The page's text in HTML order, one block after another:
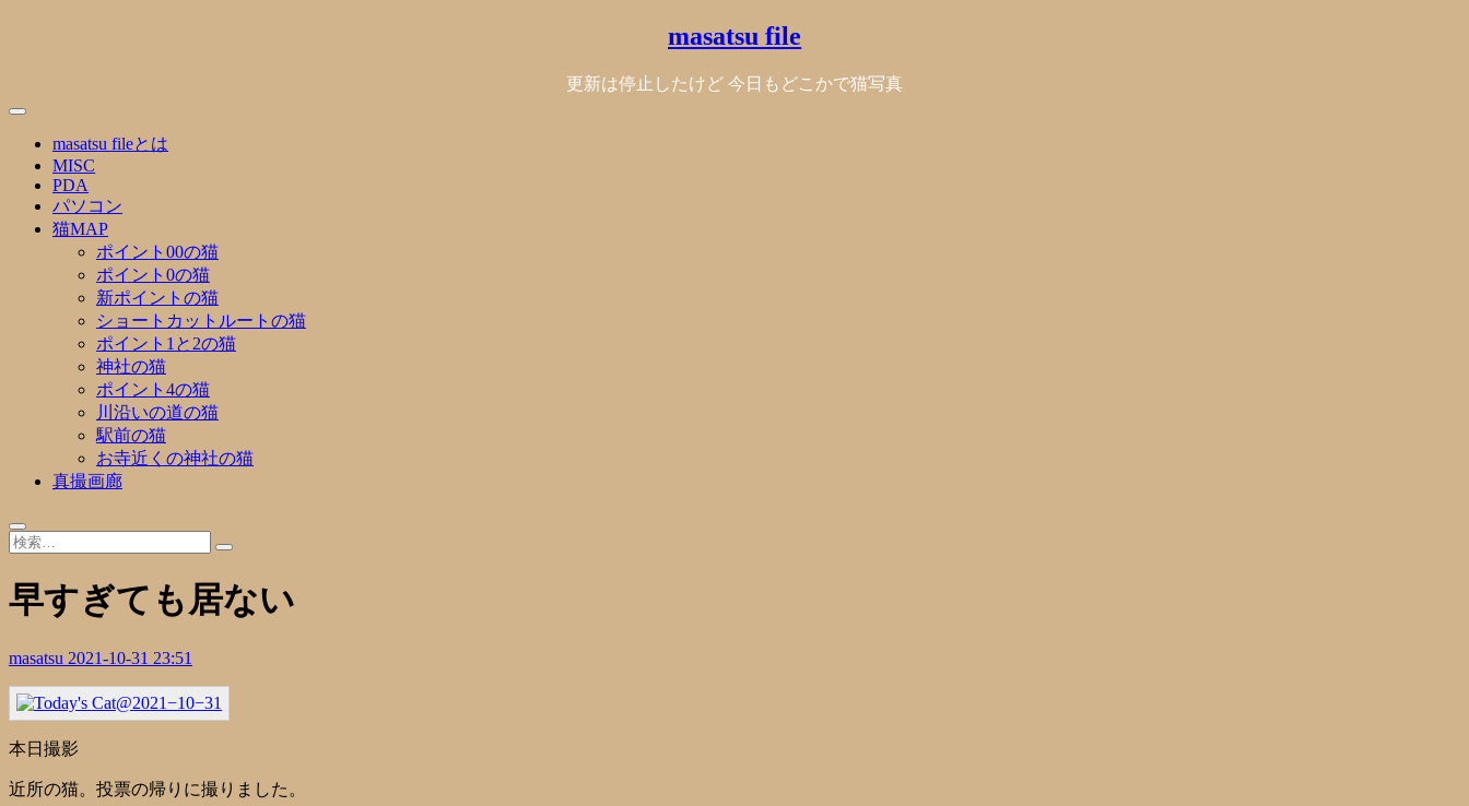
masatsu file
更新は停止したけど 今日もどこかで猫写真
masatsu fileとは
MISC
PDA
パソコン
猫MAP
ポイント00の猫
ポイント0の猫
新ポイントの猫
ショートカットルートの猫
ポイント1と2の猫
神社の猫
ポイント4の猫
川沿いの道の猫
駅前の猫
お寺近くの神社の猫
真撮画廊
早すぎても居ない
masatsu 2021-10-31 23:51
本日撮影
近所の猫。投票の帰りに撮りました。